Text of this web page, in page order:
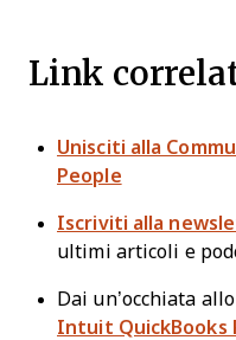
Link
Unisciti alla
People
Iscriviti alla
ultimi articoli e
Dai un’occhiata
Intuit QuickBooks